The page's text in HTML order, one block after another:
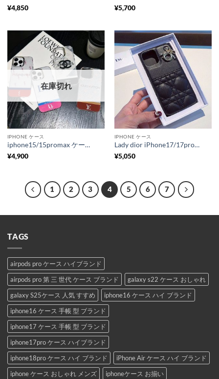
¥4,850
¥5,700
在庫切れ
IPHONE ケース
iphone15/15promax ケース ディオール iphone14/14プロケース シャネル風 iphone15pro ケース サンローラン スマホケース ハイ ブランド 安い ヴィトン iphone13/12ケース キラキラ 安全サイト
¥4,900
IPHONE ケース
Lady dior iPhone17/17proケース カード収納 iphone16/15pro max ケース ディオール iphone14/13/12ケース ハイブランド 女子 スマホケース レザー おしゃれ
¥5,050
1 2 3 4 5 6 7
TAGS
airpods pro ケース ハイブランド
airpods pro 第 三 世代 ケース ブランド
galaxy s22 ケース おしゃれ
galaxy S25ケース 人気 すすめ
iphone16 ケース ハイ ブランド
iphone16 ケース 手帳 型 ブランド
iphone17 ケース 手帳 型 ブランド
iphone17pro ケース ハイブランド
iphone18pro ケース ハイ ブランド
iPhone Air ケース ハイ ブランド
iphone ケース おしゃれ メンズ
iphoneケース お揃い